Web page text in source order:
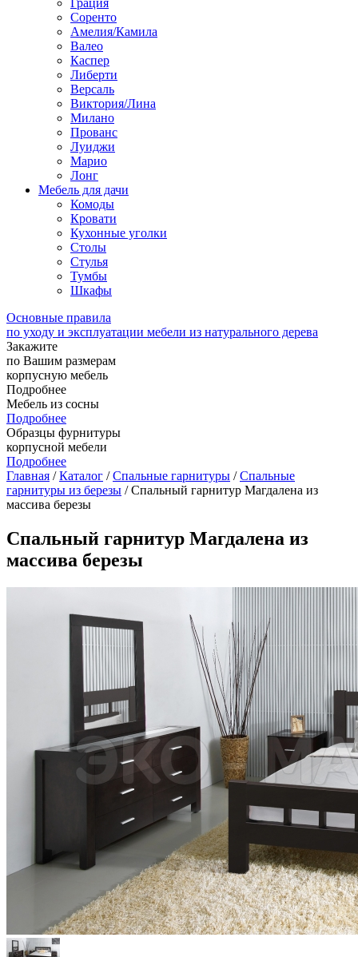
Грация
Соренто
Амелия/Камила
Валео
Каспер
Либерти
Версаль
Виктория/Лина
Милано
Прованс
Луиджи
Марио
Лонг
Мебель для дачи
Комоды
Кровати
Кухонные уголки
Столы
Стулья
Тумбы
Шкафы
Основные правила
по уходу и эксплуатации мебели из натурального дерева
Закажите
по Вашим размерам
корпусную мебель
Подробнее
Мебель из сосны
Подробнее
Образцы фурнитуры
корпусной мебели
Подробнее
Главная /Каталог /Спальные гарнитуры /Спальные
гарнитуры из березы / Спальный гарнитур Магдалена из
массива березы
Спальный гарнитур Магдалена из
массива березы